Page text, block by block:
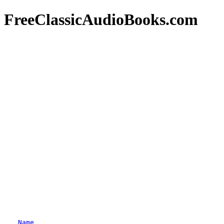
FreeClassicAudioBooks.com
Name